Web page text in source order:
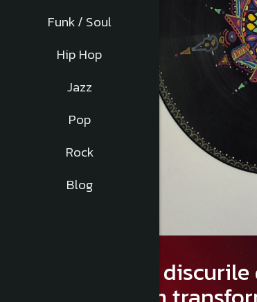
Funk / Soul
Hip Hop
Jazz
Pop
Rock
Blog
Ce poți face cu